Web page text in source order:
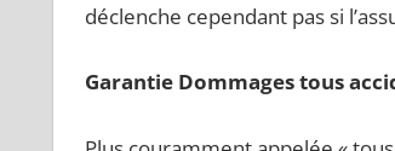
déclenche cependant pas si
Garantie Dommages tous